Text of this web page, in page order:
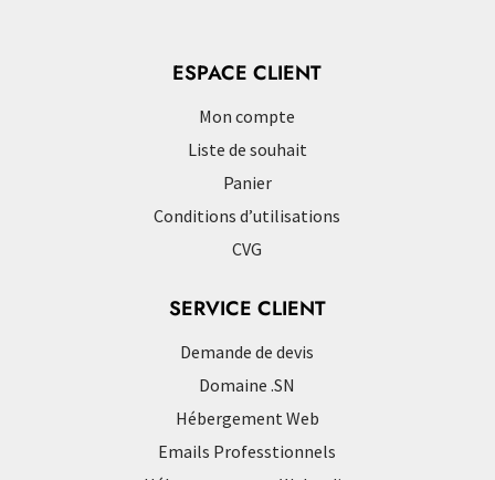
ESPACE CLIENT
Mon compte
Liste de souhait
Panier
Conditions d’utilisations
CVG
SERVICE CLIENT
Demande de devis
Domaine .SN
Hébergement Web
Emails Professtionnels